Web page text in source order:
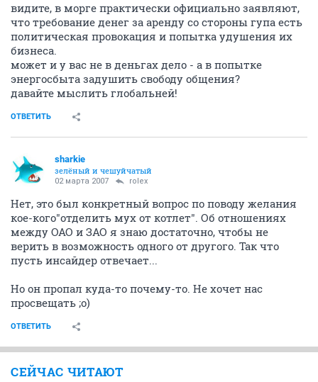
видите, в морге практически официально заявляют,
что требование денег за аренду со стороны гупа есть
политическая провокация и попытка удушения их
бизнеса.
может и у вас не в деньгах дело - а в попытке
энергосбыта задушить свободу общения?
давайте мыслить глобальней!
ОТВЕТИТЬ
sharkie
зелёный и чешуйчатый
02 марта 2007 rolex
Нет, это был конкретный вопрос по поводу желания
кое-кого"отделить мух от котлет". Об отношениях
между ОАО и ЗАО я знаю достаточно, чтобы не
верить в возможность одного от другого. Так что
пусть инсайдер отвечает...
Но он пропал куда-то почему-то. Не хочет нас
просвещать ;о)
ОТВЕТИТЬ
СЕЙЧАС ЧИТАЮТ